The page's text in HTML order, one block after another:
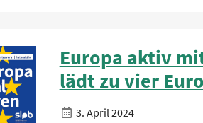
Europa aktiv
lädt zu vier
3. April 2024